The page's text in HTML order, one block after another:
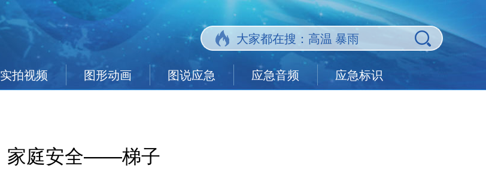
实拍视频 图形动画 图说应急 应急音频 应急标识
家庭安全——梯子